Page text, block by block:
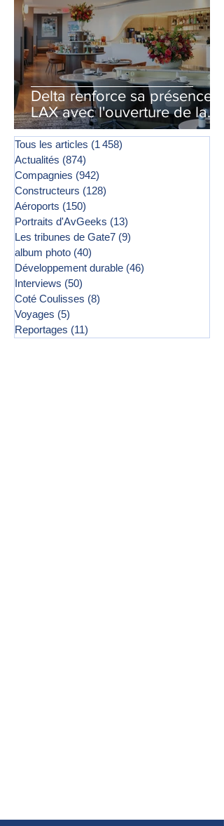
Delta renforce sa présence à
LAX avec l'ouverture de la
première phase d'un second
salon Delta One
Tous les articles (1 458)
Actualités (874)
Compagnies (942)
Constructeurs (128)
Aéroports (150)
Portraits d'AvGeeks (13)
Les tribunes de Gate7 (9)
album photo (40)
Développement durable (46)
Interviews (50)
Coté Coulisses (8)
Voyages (5)
Reportages (11)